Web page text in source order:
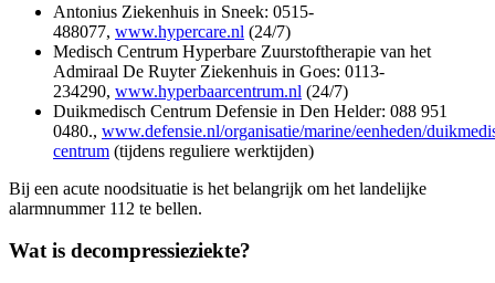
Antonius Ziekenhuis in Sneek: 0515-
488077, www.hypercare.nl (24/7)
Medisch Centrum Hyperbare Zuurstoftherapie van het
Admiraal De Ruyter Ziekenhuis in Goes: 0113-
234290, www.hyperbaarcentrum.nl (24/7)
Duikmedisch Centrum Defensie in Den Helder: 088 951
0480., www.defensie.nl/organisatie/marine/eenheden/
centrum (tijdens reguliere werktijden)
Bij een acute noodsituatie is het belangrijk om het landelijke
alarmnummer 112 te bellen.
Wat is decompressieziekte?